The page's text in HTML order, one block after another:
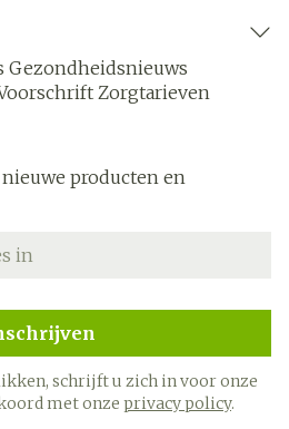
Gezondheidsnieuws
Zorgtarieven
producten en
schrijft u zich in voor onze
met onze privacy policy.